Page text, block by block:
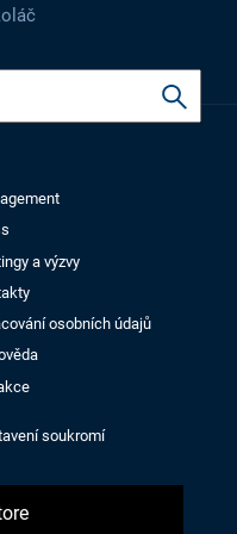
a výzvy
osobních údajů
soukromí